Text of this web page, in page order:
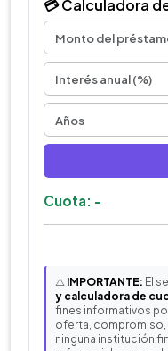
💳 Calculadora
Cuota: -
⚠️ IMPORTANTE: El
y calculadora de
fines informativos
oferta,
ninguna institución